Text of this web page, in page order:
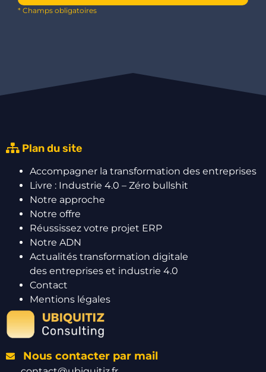
* Champs obligatoires
Plan du site
Accompagner la transformation des entreprises
Livre : Industrie 4.0 – Zéro bullshit
Notre approche
Notre offre
Réussissez votre projet ERP
Notre ADN
Actualités transformation digitale
des entreprises et industrie 4.0
Contact
Mentions légales
Nous contacter par mail